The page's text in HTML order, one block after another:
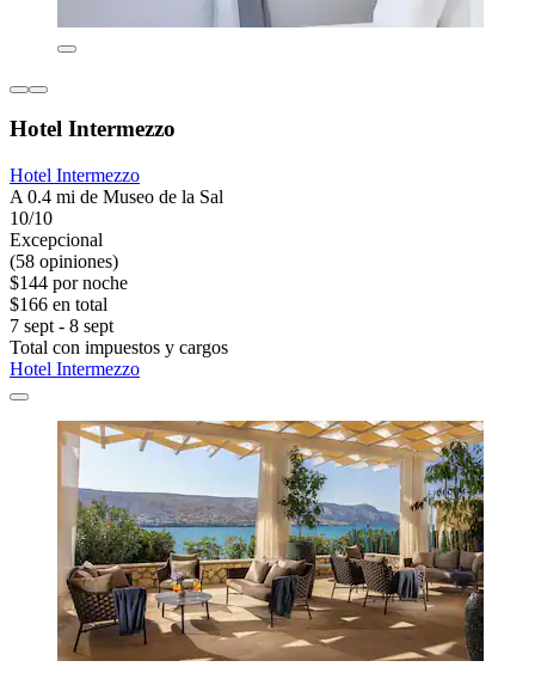
Hotel Intermezzo
Hotel Intermezzo
A 0.4 mi de Museo de la Sal
10/10
Excepcional
(58 opiniones)
$144 por noche
$166 en total
7 sept - 8 sept
Total con impuestos y cargos
Hotel Intermezzo